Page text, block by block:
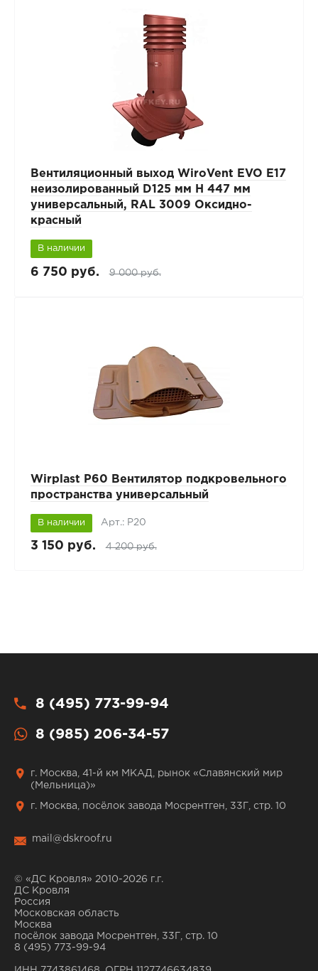
Вентиляционный выход WiroVent EVO E17
неизолированный D125 мм Н 447 мм
универсальный, RAL 3009 Оксидно-
красный
В наличии
6 750 руб. 9 000 руб.
Wirplast P60 Вентилятор подкровельного
пространства универсальный
В наличии Арт.: P20
3 150 руб. 4 200 руб.
8 (495) 773-99-94
8 (985) 206-34-57
г. Москва, 41-й км МКАД, рынок «Славянский мир
(Мельница)»
г. Москва, посёлок завода Мосрентген, 33Г, стр. 10
mail@dskroof.ru
© «ДС Кровля» 2010-2026 г.г.
ДС Кровля
Россия
Московская область
Москва
посёлок завода Мосрентген, 33Г, стр. 10
8 (495) 773-99-94